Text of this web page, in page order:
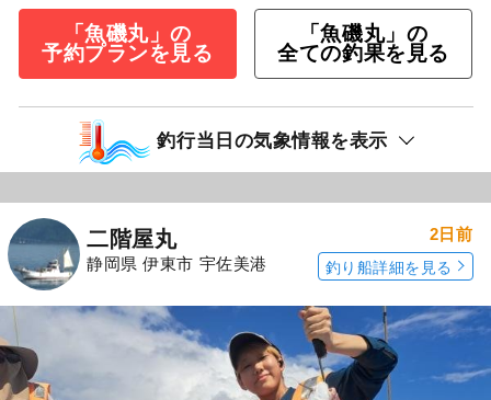
「魚磯丸」の
予約プランを見る
「魚磯丸」の
全ての釣果を見る
釣行当日の気象情報を表示
二階屋丸
静岡県 伊東市 宇佐美港
2日前
釣り船詳細を見る